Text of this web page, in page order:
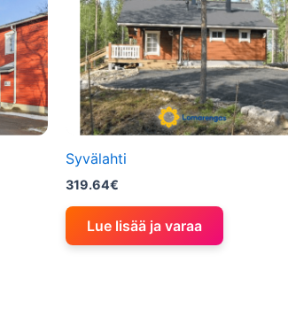
Syvälahti
319.64€
Lue lisää ja varaa